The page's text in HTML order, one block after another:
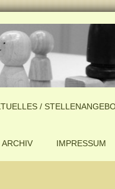
/
ARCHIV IMPRESSUM